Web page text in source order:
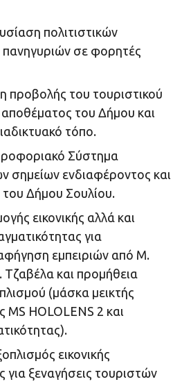
πολιτιστικών
σε φορητές
προβολής του τουριστικού
αποθέματος του Δήμου και
τόπο.
Σύστημα
σημείων ενδιαφέροντος και
Δήμου Σουλίου.
εικονικής αλλά και
για
εμπειριών από Μ.
και προμήθεια
(μάσκα μεικτής
MS HOLOLENS 2 και
εικονικής
για ξεναγήσεις τουριστών